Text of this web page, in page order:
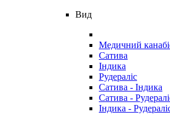
Вид
Медичний
Сатива
Індика
Рудераліс
Сатива - Індика
Сатива -
Індика -